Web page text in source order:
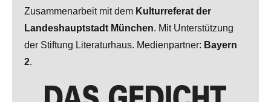
Zusammenarbeit mit dem Kulturreferat der
Landeshauptstadt München. Mit Unterstützung
der Stiftung Literaturhaus. Medienpartner: Bayern
2.